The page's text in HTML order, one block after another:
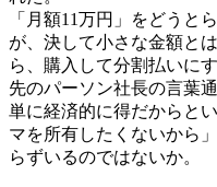
「月額11万円」をどうと
が、決して小さな金額と
ら、購入して分割払いに
先のパーソン社長の言葉
単に経済的に得だからと
マを所有したくないから
らずいるのではないか。